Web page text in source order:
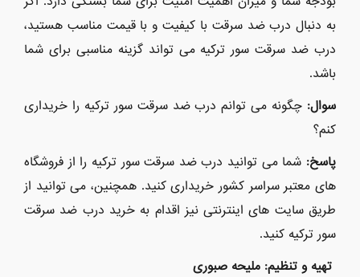
به دنبال درب ضد سرقت با کیفیت و با قیمت مناسب هستید،
درب ضد سرقت سور ترکیه می تواند گزینه مناسبی برای شما
باشد.
سوال: چگونه می توانم درب ضد سرقت سور ترکیه را خریداری
کنم؟
پاسخ: شما می توانید درب ضد سرقت سور ترکیه را از فروشگاه
های معتبر سراسر کشور خریداری کنید. همچنین، می توانید از
طریق سایت های اینترنتی نیز اقدام به خرید درب ضد سرقت
سور ترکیه کنید.
تهیه و تنظیم: ملیحه صبوری